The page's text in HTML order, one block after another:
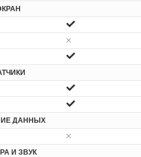
ДАННЫХ
И ЗВУК